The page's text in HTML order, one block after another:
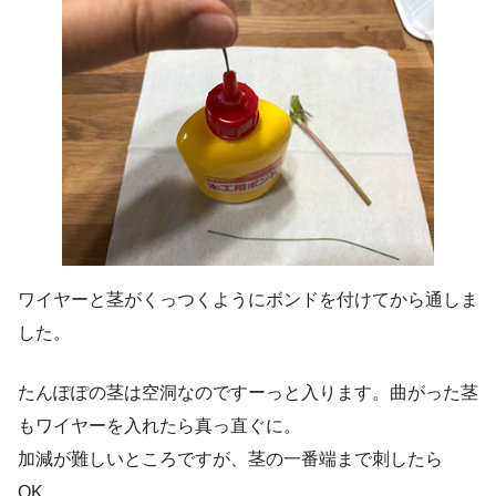
ワイヤーと茎がくっつくようにボンドを付けてから通しま
した。
たんぽぽの茎は空洞なのですーっと入ります。曲がった茎
もワイヤーを入れたら真っ直ぐに。
加減が難しいところですが、茎の一番端まで刺したら
OK。